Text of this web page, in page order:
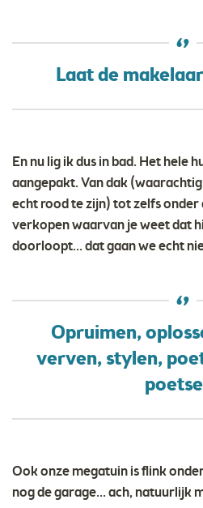
Laat de
En nu lig ik dus in bad. Het hele
aangepakt. Van dak
echt rood te zijn) tot zelfs onder
verkopen waarvan je weet dat
doorloopt… dat gaan we echt
Opruimen,
verven, stylen,
Ook onze megatuin is flink
nog de garage… ach, natuurlijk